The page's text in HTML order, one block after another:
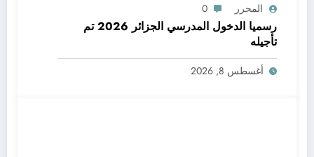
المحرر 0
رسميا الدخول المدرسي الجزائر 2026 تم
تأجيله
أغسطس 8, 2026